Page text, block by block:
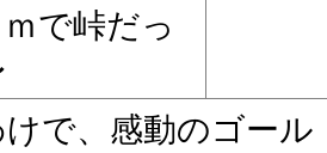
で峠だっ
けで、感動のゴール